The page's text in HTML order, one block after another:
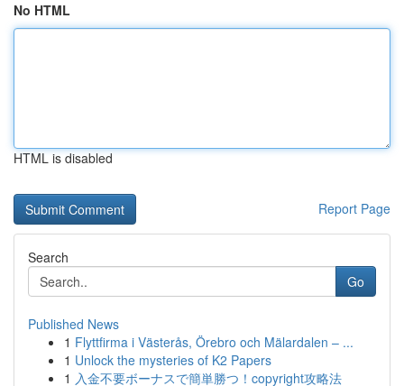
No HTML
HTML is disabled
Report Page
Search
Go
Published News
1 Flyttfirma i Västerås, Örebro och Mälardalen – ...
1 Unlock the mysteries of K2 Papers
1 入金不要ボーナスで簡単勝つ！copyright攻略法